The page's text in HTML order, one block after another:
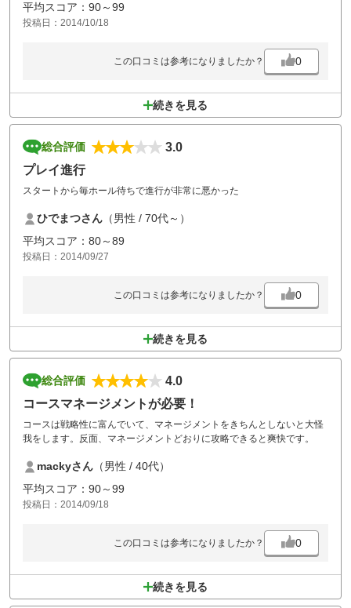
平均スコア：90～99
投稿日：2014/10/18
この口コミは参考になりましたか？ 0
続きを見る
総合評価
3.0
プレイ進行
スタートから毎ホール待ちで進行が非常に悪かった
ひでまつさん （男性 / 70代～）
平均スコア：80～89
投稿日：2014/09/27
この口コミは参考になりましたか？ 0
続きを見る
総合評価
4.0
コースマネージメントが必要！
コースは戦略性に富んでいて、マネージメントをきちんとしないと大怪
我をします。反面、マネージメントどおりに攻略できると爽快です。
mackyさん （男性 / 40代）
平均スコア：90～99
投稿日：2014/09/18
この口コミは参考になりましたか？ 0
続きを見る